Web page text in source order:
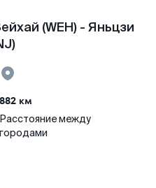
(WEH) - Яньцзи
882 км
Расстояние между
городами